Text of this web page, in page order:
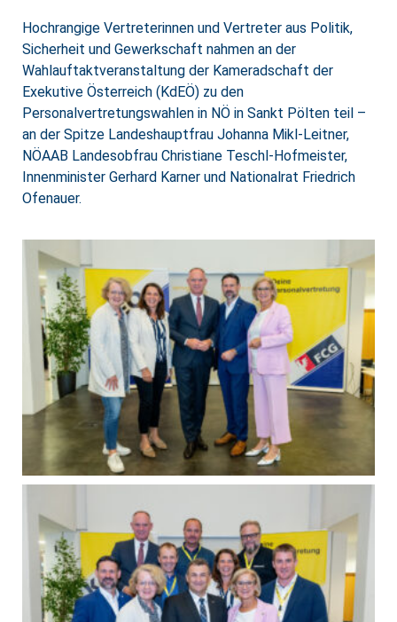
Hochrangige Vertreterinnen und Vertreter aus Politik,
Sicherheit und Gewerkschaft nahmen an der
Wahlauftaktveranstaltung der Kameradschaft der
Exekutive Österreich (KdEÖ) zu den
Personalvertretungswahlen in NÖ in Sankt Pölten teil –
an der Spitze Landeshauptfrau Johanna Mikl-Leitner,
NÖAAB Landesobfrau Christiane Teschl-Hofmeister,
Innenminister Gerhard Karner und Nationalrat Friedrich
Ofenauer.